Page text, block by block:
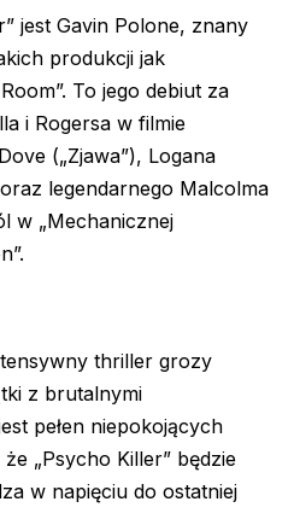
jest Gavin Polone, znany
produkcji jak
To jego debiut za
i Rogersa w filmie
(„Zjawa”), Logana
legendarnego Malcolma
w „Mechanicznej
thriller grozy
z brutalnymi
pełen niepokojących
„Psycho Killer” będzie
w napięciu do ostatniej